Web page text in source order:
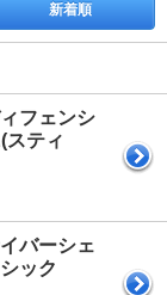
新着順
フェンシ
ティ
バーシェ
ック